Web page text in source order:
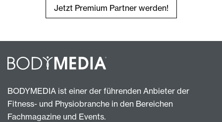
Jetzt Premium Partner werden!
BODYMEDIA ist einer der führenden Anbieter der
Fitness- und Physiobranche in den Bereichen
Fachmagazine und Events.